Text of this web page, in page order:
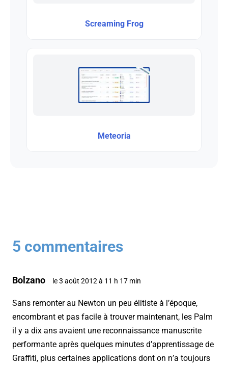
Screaming Frog
Meteoria
5 commentaires
Bolzano le 3 août 2012 à 11 h 17 min
Sans remonter au Newton un peu élitiste à l’époque,
encombrant et pas facile à trouver maintenant, les Palm
il y a dix ans avaient une reconnaissance manuscrite
performante après quelques minutes d’apprentissage de
Graffiti, plus certaines applications dont on n’a toujours